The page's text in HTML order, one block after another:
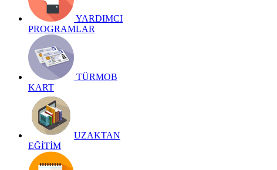
YARDIMCI
PROGRAMLAR
TÜRMOB
KART
UZAKTAN
EĞİTİM